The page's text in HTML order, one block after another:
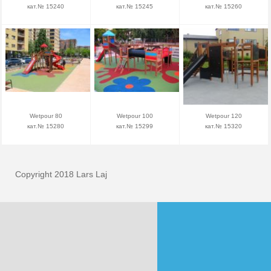
кат.№ 15240
кат.№ 15245
кат.№ 15260
Wetpour 80
кат.№ 15280
Wetpour 100
кат.№ 15299
Wetpour 120
кат.№ 15320
Copyright 2018 Lars Laj